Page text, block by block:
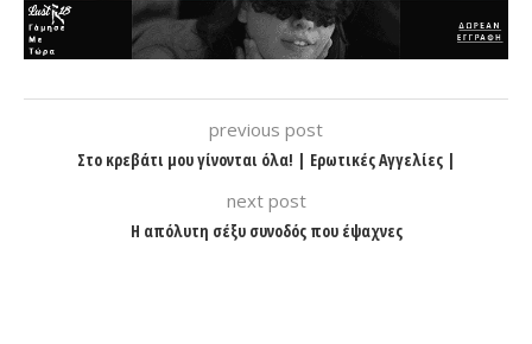
previous post
Στο κρεβάτι μου γίνονται όλα! | Ερωτικές Αγγελίες |
next post
Η απόλυτη σέξυ συνοδός που έψαχνες